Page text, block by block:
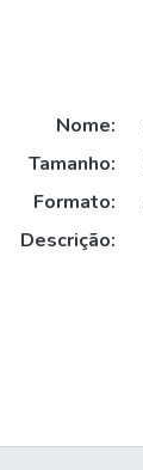
Nome:
Tamanho:
Formato:
Descrição: